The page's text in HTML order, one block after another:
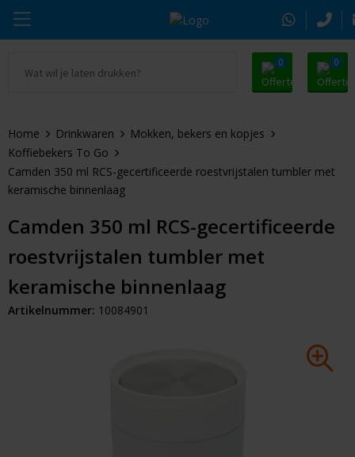
0 0
Drinkwaren
Kleding & Textiel
Tassen & Reizen
Elektronica & Gadgets
Beurs & Event
Alle promosnoepje
Zomer
Pasen
Kerst
Eindejaarsgeschenken
Alle geefmomenten
Thule
Moleskine
Alle merken
Home Drinkwaren
Mokken, bekers en kopjes
Koffiebekers To Go
Camden 350 ml RCS-gecertificeerde roestvrijstalen tumbler met
keramische binnenlaag
Camden 350 ml RCS-gecertificeerde
roestvrijstalen tumbler met
keramische binnenlaag
Artikelnummer: 10084901